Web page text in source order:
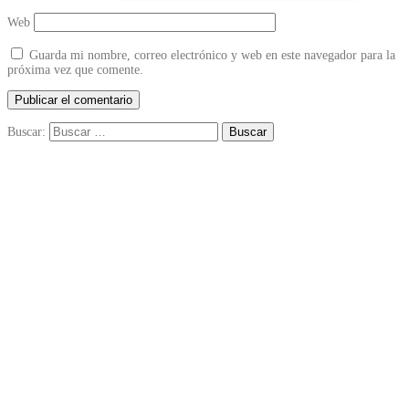
Web
Guarda mi nombre, correo electrónico y web en este navegador para la
próxima vez que comente.
Buscar: